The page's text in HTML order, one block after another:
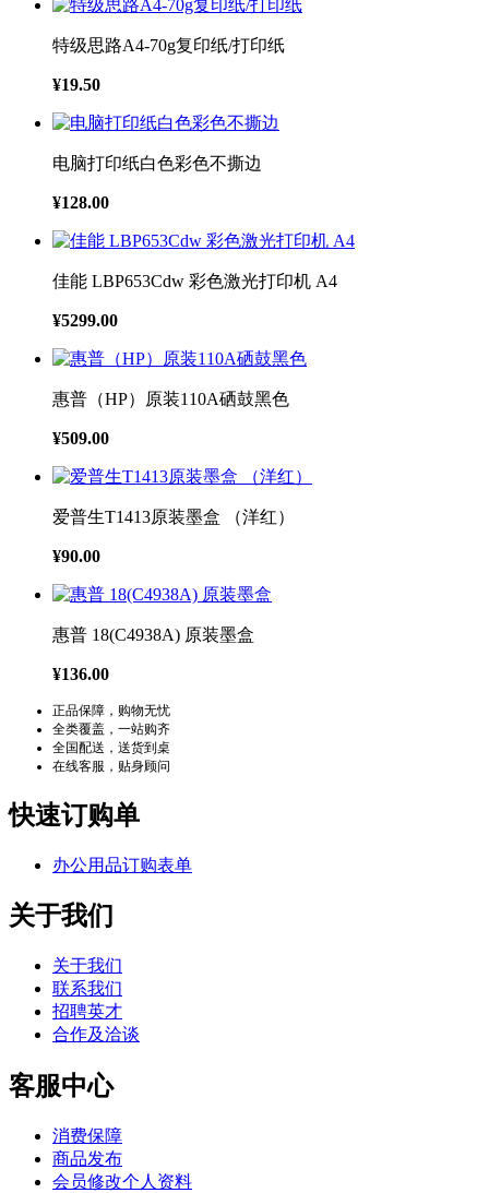
特级思路A4-70g复印纸/打印纸
¥19.50
电脑打印纸白色彩色不撕边
¥128.00
佳能 LBP653Cdw 彩色激光打印机 A4
¥5299.00
惠普（HP）原装110A硒鼓黑色
¥509.00
爱普生T1413原装墨盒 （洋红）
¥90.00
惠普 18(C4938A) 原装墨盒
¥136.00
正品保障，购物无忧
全类覆盖，一站购齐
全国配送，送货到桌
在线客服，贴身顾问
快速订购单
办公用品订购表单
关于我们
关于我们
联系我们
招聘英才
合作及洽谈
客服中心
消费保障
商品发布
会员修改个人资料